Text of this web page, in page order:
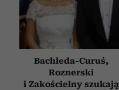
Bachleda-Curuś,
Roznerski
i Zakościelny szukają